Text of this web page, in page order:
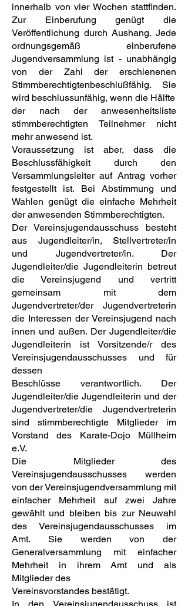
innerhalb von vier Wochen stattfinden.
Zur Einberufung genügt die
Veröffentlichung durch Aushang. Jede
ordnungsgemäß einberufene
Jugendversammlung ist - unabhängig
von der Zahl der erschienenen
Stimmberechtigtenbeschlußfähig. Sie
wird beschlussunfähig, wenn die Hälfte
der nach der anwesenheitsliste
stimmberechtigten Teilnehmer nicht
mehr anwesend ist.
Voraussetzung ist aber, dass die
Beschlussfähigkeit durch den
Versammlungsleiter auf Antrag vorher
festgestellt ist. Bei Abstimmung und
Wahlen genügt die einfache Mehrheit
der anwesenden Stimmberechtigten.
Der Vereinsjugendausschuss besteht
aus Jugendleiter/in, Stellvertreter/in
und Jugendvertreter/in. Der
Jugendleiter/die Jugendleiterin betreut
die Vereinsjugend und vertritt
gemeinsam mit dem
Jugendvertreter/der Jugendvertreterin
die Interessen der Vereinsjugend nach
innen und außen. Der Jugendleiter/die
Jugendleiterin ist Vorsitzende/r des
Vereinsjugendausschusses und für
dessen
Beschlüsse verantwortlich. Der
Jugendleiter/die Jugendleiterin und der
Jugendvertreter/die Jugendvertreterin
sind stimmberechtigte Mitglieder im
Vorstand des Karate-Dojo Müllheim
e.V.
Die Mitglieder des
Vereinsjugendausschusses werden
von der Vereinsjugendversammlung mit
einfacher Mehrheit auf zwei Jahre
gewählt und bleiben bis zur Neuwahl
des Vereinsjugendausschusses im
Amt. Sie werden von der
Generalversammlung mit einfacher
Mehrheit in ihrem Amt und als
Mitglieder des
Vereinsvorstandes bestätigt.